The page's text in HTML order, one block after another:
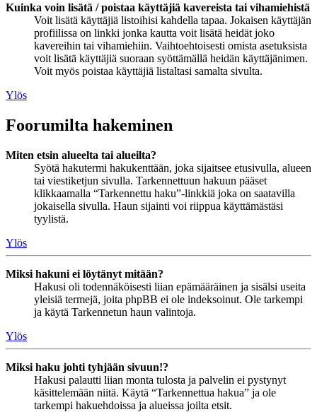
Kuinka voin lisätä / poistaa käyttäjiä kavereista tai vihamiehistä
Voit lisätä käyttäjiä listoihisi kahdella tapaa. Jokaisen käyttäjän
profiilissa on linkki jonka kautta voit lisätä heidät joko
kavereihin tai vihamiehiin. Vaihtoehtoisesti omista asetuksista
voit lisätä käyttäjiä suoraan syöttämällä heidän käyttäjänimen.
Voit myös poistaa käyttäjiä listaltasi samalta sivulta.
Ylös
Foorumilta hakeminen
Miten etsin alueelta tai alueilta?
Syötä hakutermi hakukenttään, joka sijaitsee etusivulla, alueen
tai viestiketjun sivulla. Tarkennettuun hakuun pääset
klikkaamalla “Tarkennettu haku”-linkkiä joka on saatavilla
jokaisella sivulla. Haun sijainti voi riippua käyttämästäsi
tyylistä.
Ylös
Miksi hakuni ei löytänyt mitään?
Hakusi oli todennäköisesti liian epämääräinen ja sisälsi useita
yleisiä termejä, joita phpBB ei ole indeksoinut. Ole tarkempi
ja käytä Tarkennetun haun valintoja.
Ylös
Miksi haku johti tyhjään sivuun!?
Hakusi palautti liian monta tulosta ja palvelin ei pystynyt
käsittelemään niitä. Käytä “Tarkennettua hakua” ja ole
tarkempi hakuehdoissa ja alueissa joilta etsit.